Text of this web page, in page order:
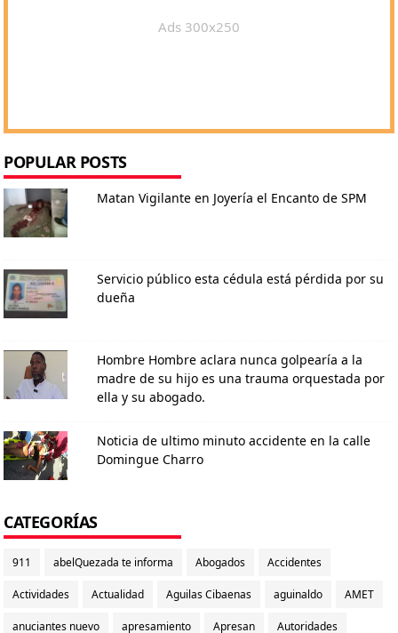
Ads 300x250
POPULAR POSTS
Matan Vigilante en Joyería el Encanto de SPM
Servicio público esta cédula está pérdida por su
dueña
Hombre Hombre aclara nunca golpearía a la
madre de su hijo es una trauma orquestada por
ella y su abogado.
Noticia de ultimo minuto accidente en la calle
Domingue Charro
CATEGORÍAS
911 abelQuezada te informa Abogados Accidentes
Actividades Actualidad Aguilas Cibaenas aguinaldo AMET
anuciantes nuevo apresamiento Apresan Autoridades